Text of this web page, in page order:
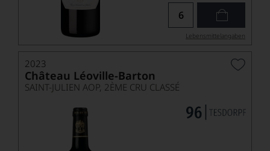
Lebensmittel­angaben
2023
Château Léoville-Barton
SAINT-JULIEN AOP, 2ÈME CRU CLASSÉ